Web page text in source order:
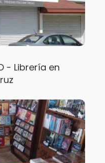
- Librería en